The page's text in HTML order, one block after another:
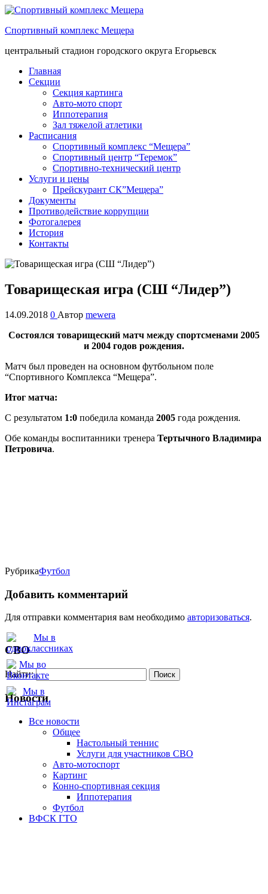
Спортивный комплекс Мещера
центральный стадион городского округа Егорьевск
Главная
Секции
Секция картинга
Авто-мото спорт
Иппотерапия
Зал тяжелой атлетики
Расписания
Спортивный комплекс “Мещера”
Спортивный центр “Теремок”
Спортивно-технический центр
Услуги и цены
Прейскурант СК”Мещера”
Документы
Противодействие коррупции
Фотогалерея
История
Контакты
Товарищеская игра (СШ “Лидер”)
14.09.2018 0 Автор mewera
Состоялся товарищеский матч между спортсменами 2005
и 2004 годов рождения.
Матч был проведен на основном футбольном поле
“Спортивного Комплекса “Мещера”.
Итог матча:
С результатом 1:0 победила команда 2005 года рождения.
Обе команды воспитанники тренера Тертычного Владимира
Петровича.
РубрикаФутбол
Добавить комментарий
Для отправки комментария вам необходимо авторизоваться.
СВО
Найти:
Новости
Все новости
Oбщее
Настольный теннис
Услуги для участников СВО
Авто-мотоспорт
Картинг
Конно-спортивная секция
Иппотерапия
Футбол
ВФСК ГТО